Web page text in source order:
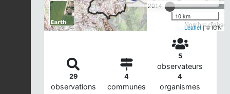
2014
Nombre
10 km
Leaflet| © IGN
29
observations
4
communes
5
observateurs
4
organismes